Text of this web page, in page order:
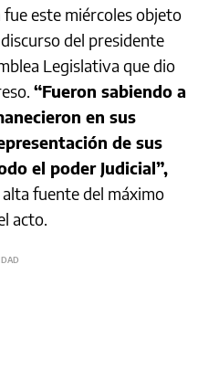
fue este miércoles objeto
del presidente
Legislativa que dio
“Fueron sabiendo a
en sus
de sus
el poder Judicial”,
alta fuente del máximo
acto.